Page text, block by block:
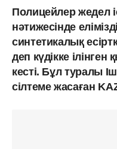
Полицейлер жедел
нәтижесінде
синтетикалық
деп күдікке
кесті. Бұл туралы
сілтеме жасаған